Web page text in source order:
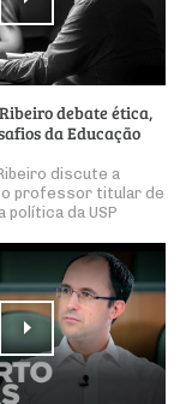
debate ética,
da Educação
discute a
o professor titular de
da USP